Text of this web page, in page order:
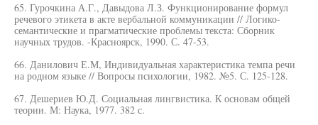
65. Гурочкина А.Г., Давыдова Л.З. Функционирование формул
речевого этикета в акте вербальной коммуникации // Логико-
семантические и прагматические проблемы текста: Сборник
научных трудов. -Красноярск, 1990. С. 47-53.
66. Данилович Е.М, Индивидуальная характеристика темпа речи
на родном языке // Вопросы психологии, 1982. №5. С. 125-128.
67. Дешериев Ю.Д. Социальная лингвистика. К основам общей
теории. М: Наука, 1977. 382 с.